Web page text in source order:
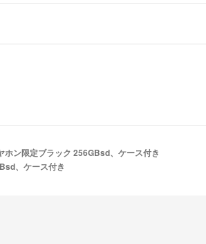
ン限定ブラック 256GBsd、ケース付き
、ケース付き